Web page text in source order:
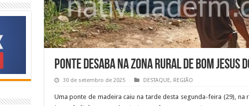
Ponte desaba na zona rural de Bom Jesus
30 de setembro de 2025 DESTAQUE, REGIÃO
Uma ponte de madeira caiu na tarde desta segunda-feira (29),